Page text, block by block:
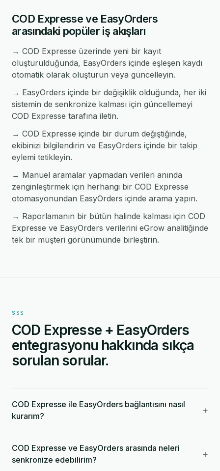
COD Expresse ve EasyOrders
arasındaki popüler iş akışları
→ COD Expresse üzerinde yeni bir kayıt
oluşturulduğunda, EasyOrders içinde eşleşen kaydı
otomatik olarak oluşturun veya güncelleyin.
→ EasyOrders içinde bir değişiklik olduğunda, her iki
sistemin de senkronize kalması için güncellemeyi
COD Expresse tarafına iletin.
→ COD Expresse içinde bir durum değiştiğinde,
ekibinizi bilgilendirin ve EasyOrders içinde bir takip
eylemi tetikleyin.
→ Manuel aramalar yapmadan verileri anında
zenginleştirmek için herhangi bir COD Expresse
otomasyonundan EasyOrders içinde arama yapın.
→ Raporlamanın bir bütün halinde kalması için COD
Expresse ve EasyOrders verilerini eGrow analitiğinde
tek bir müşteri görünümünde birleştirin.
SSS
COD Expresse + EasyOrders
entegrasyonu hakkında sıkça
sorulan sorular.
COD Expresse ile EasyOrders bağlantısını nasıl
kurarım?
+
COD Expresse ve EasyOrders arasında neleri
senkronize edebilirim?
+